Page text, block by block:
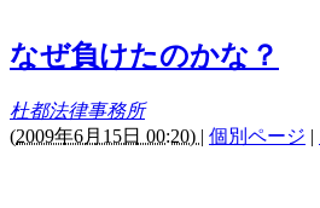
なぜ負けたのかな？
杜都法律事務所
(2009年6月15日 00:20) | 個別ページ |